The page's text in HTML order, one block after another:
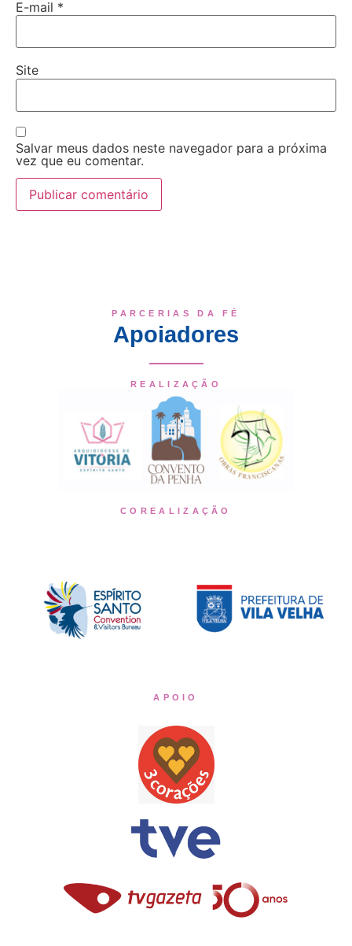
E-mail *
Site
Salvar meus dados neste navegador para a próxima
vez que eu comentar.
PARCERIAS DA FÉ
Apoiadores
REALIZAÇÃO
COREALIZAÇÃO
APOIO